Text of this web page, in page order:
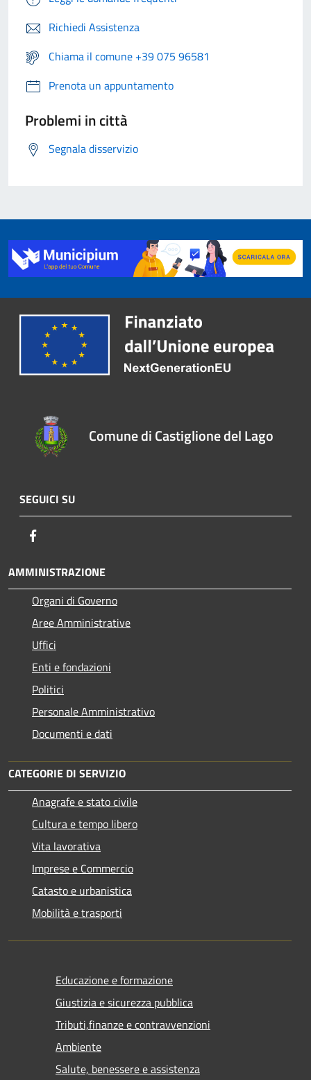
Richiedi Assistenza
Chiama il comune +39 075 96581
Prenota un appuntamento
Problemi in città
Segnala disservizio
Comune di Castiglione del Lago
SEGUICI SU
AMMINISTRAZIONE
Organi di Governo
Aree Amministrative
Uffici
Enti e fondazioni
Politici
Personale Amministrativo
Documenti e dati
CATEGORIE DI SERVIZIO
Anagrafe e stato civile
Cultura e tempo libero
Vita lavorativa
Imprese e Commercio
Catasto e urbanistica
Mobilità e trasporti
Educazione e formazione
Giustizia e sicurezza pubblica
Tributi,finanze e contravvenzioni
Ambiente
Salute, benessere e assistenza